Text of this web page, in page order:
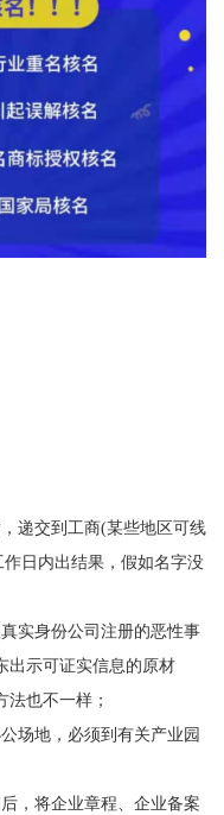
递交到工商(某些地区可线
日内出结果，假如名字没
实身份公司注册的恶性事
出示可证实信息的原材
也不一样；
场地，必须到有关产业园
，将企业章程、企业备案